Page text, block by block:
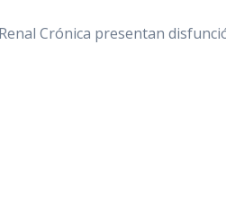
Crónica presentan